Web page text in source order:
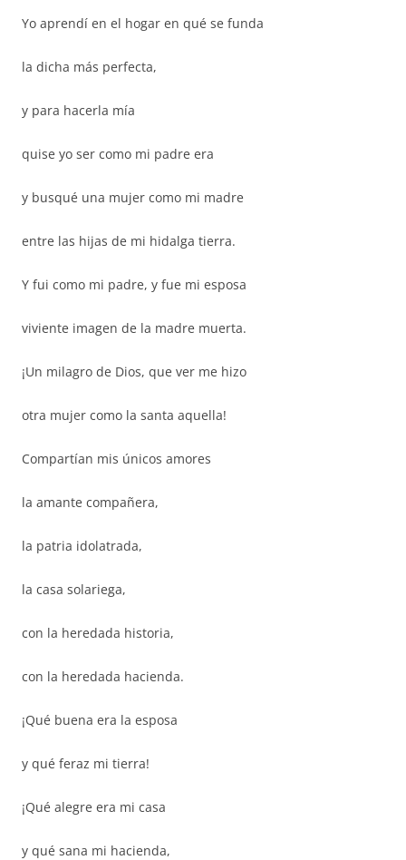
Yo aprendí en el hogar en qué se funda
la dicha más perfecta,
y para hacerla mía
quise yo ser como mi padre era
y busqué una mujer como mi madre
entre las hijas de mi hidalga tierra.
Y fui como mi padre, y fue mi esposa
viviente imagen de la madre muerta.
¡Un milagro de Dios, que ver me hizo
otra mujer como la santa aquella!
Compartían mis únicos amores
la amante compañera,
la patria idolatrada,
la casa solariega,
con la heredada historia,
con la heredada hacienda.
¡Qué buena era la esposa
y qué feraz mi tierra!
¡Qué alegre era mi casa
y qué sana mi hacienda,